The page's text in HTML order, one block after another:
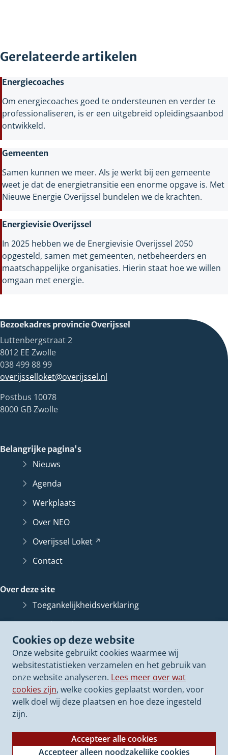
Cookies op deze website
Onze website gebruikt cookies waarmee wij
websitestatistieken verzamelen en het gebruik van
onze website analyseren. Lees meer over wat
cookies zijn, welke cookies geplaatst worden, voor
welk doel wij deze plaatsen en hoe deze ingesteld
zijn.
Accepteer alle cookies
Accepteer alleen noodzakelijke cookies
Gerelateerde artikelen
Energiecoaches
Om energiecoaches goed te ondersteunen en verder te
professionaliseren, is er een uitgebreid opleidingsaanbod
ontwikkeld.
Gemeenten
Samen kunnen we meer. Als je werkt bij een gemeente
weet je dat de energietransitie een enorme opgave is. Met
Nieuwe Energie Overijssel bundelen we de krachten.
Energievisie Overijssel
In 2025 hebben we de Energievisie Overijssel 2050
opgesteld, samen met gemeenten, netbeheerders en
maatschappelijke organisaties. Hierin staat hoe we willen
omgaan met energie.
Bezoekadres provincie Overijssel
Luttenbergstraat 2
8012 EE Zwolle
038 499 88 99
overijsselloket@overijssel.nl
Postbus 10078
8000 GB Zwolle
Belangrijke pagina's
Nieuws
Agenda
Werkplaats
Over NEO
Overijssel Loket
Contact
Over deze site
Toegankelijkheidsverklaring
Bescherming persoonsgegevens
Informatiebeveiliging
Proclaimer
Cookieverklaring
Archief van dezewebsite
(Verwijst
andere
website)